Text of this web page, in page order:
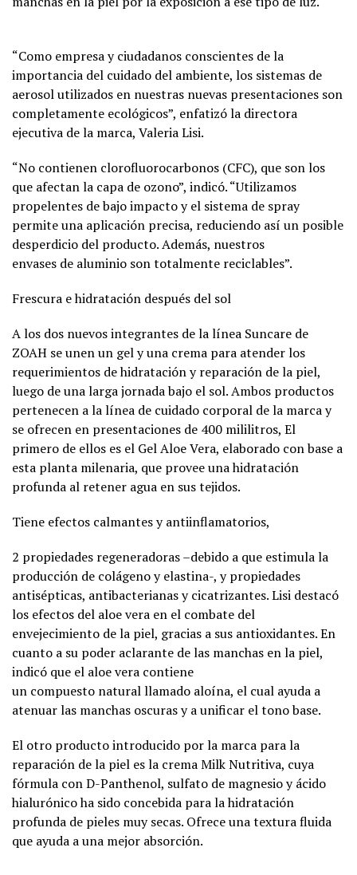
“Como empresa y ciudadanos conscientes de la
importancia del cuidado del ambiente, los sistemas de
aerosol utilizados en nuestras nuevas presentaciones son
completamente ecológicos”, enfatizó la directora
ejecutiva de la marca, Valeria Lisi.
“No contienen clorofluorocarbonos (CFC), que son los
que afectan la capa de ozono”, indicó. “Utilizamos
propelentes de bajo impacto y el sistema de spray
permite una aplicación precisa, reduciendo así un posible
desperdicio del producto. Además, nuestros
envases de aluminio son totalmente reciclables”.
Frescura e hidratación después del sol
A los dos nuevos integrantes de la línea Suncare de
ZOAH se unen un gel y una crema para atender los
requerimientos de hidratación y reparación de la piel,
luego de una larga jornada bajo el sol. Ambos productos
pertenecen a la línea de cuidado corporal de la marca y
se ofrecen en presentaciones de 400 mililitros, El
primero de ellos es el Gel Aloe Vera, elaborado con base a
esta planta milenaria, que provee una hidratación
profunda al retener agua en sus tejidos.
Tiene efectos calmantes y antiinflamatorios,
2 propiedades regeneradoras –debido a que estimula la
producción de colágeno y elastina-, y propiedades
antisépticas, antibacterianas y cicatrizantes. Lisi destacó
los efectos del aloe vera en el combate del
envejecimiento de la piel, gracias a sus antioxidantes. En
cuanto a su poder aclarante de las manchas en la piel,
indicó que el aloe vera contiene
un compuesto natural llamado aloína, el cual ayuda a
atenuar las manchas oscuras y a unificar el tono base.
El otro producto introducido por la marca para la
reparación de la piel es la crema Milk Nutritiva, cuya
fórmula con D-Panthenol, sulfato de magnesio y ácido
hialurónico ha sido concebida para la hidratación
profunda de pieles muy secas. Ofrece una textura fluida
que ayuda a una mejor absorción.